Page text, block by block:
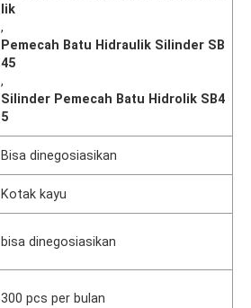
lik
,
Pemecah Batu Hidraulik Silinder SB
45
,
Silinder Pemecah Batu Hidrolik SB4
5
Bisa dinegosiasikan
Kotak kayu
bisa dinegosiasikan
300 pcs per bulan